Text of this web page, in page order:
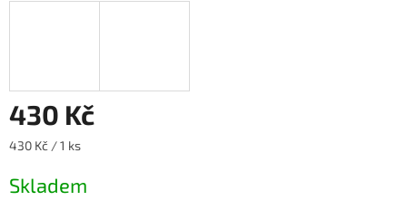
430 Kč
Měrná
430 Kč / 1 ks
Skladem